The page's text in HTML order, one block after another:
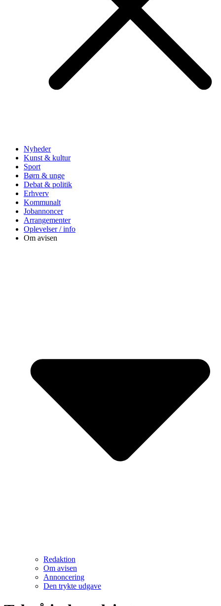
Nyheder
Kunst & kultur
Sport
Børn & unge
Debat & politik
Erhverv
Kommunalt
Jobannoncer
Arrangementer
Oplevelser / info
Om avisen
Redaktion
Om avisen
Annoncering
Den trykte udgave